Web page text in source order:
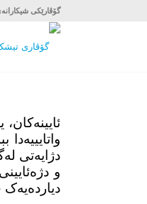
گۆڤارێکی
دژایەتی
و